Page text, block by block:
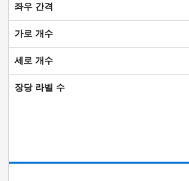
좌우 간격
가로 개수
세로 개수
장당 라벨 수